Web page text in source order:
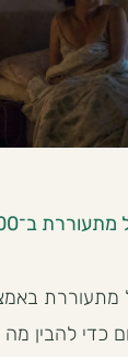
כדי להבין מה